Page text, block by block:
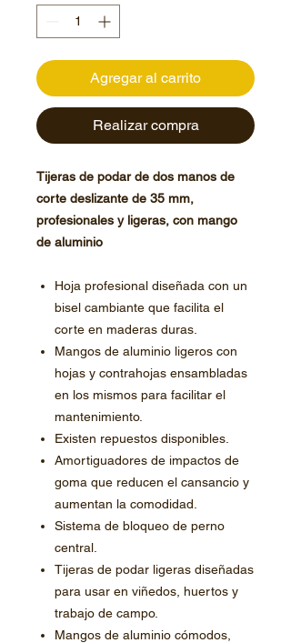
Agregar al carrito
Realizar compra
Tijeras de podar de dos manos de
corte deslizante de 35 mm,
profesionales y ligeras, con mango
de aluminio
Hoja profesional diseñada con un
bisel cambiante que facilita el
corte en maderas duras.
Mangos de aluminio ligeros con
hojas y contrahojas ensambladas
en los mismos para facilitar el
mantenimiento.
Existen repuestos disponibles.
Amortiguadores de impactos de
goma que reducen el cansancio y
aumentan la comodidad.
Sistema de bloqueo de perno
central.
Tijeras de podar ligeras diseñadas
para usar en viñedos, huertos y
trabajo de campo.
Mangos de aluminio cómodos,